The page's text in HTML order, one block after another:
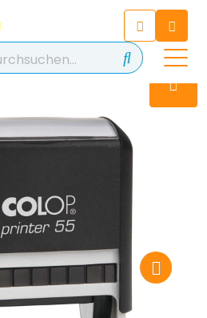
Sie 24/7 mit unserem
Chatbot
0480 403